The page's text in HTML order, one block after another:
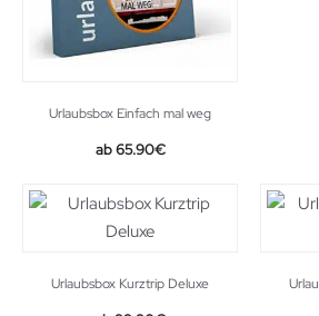
Urlaubsbox Einfach mal weg
65.90€
Urlaubsbox Kurztrip Deluxe